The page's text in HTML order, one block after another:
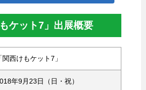
もケット7」出展概要
「関西けもケット7」
年9月23日（日・祝）